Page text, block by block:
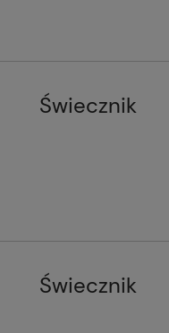
Świecznik
Świecznik